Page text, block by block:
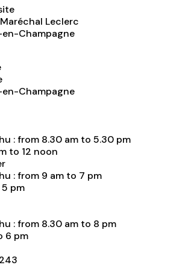
Leclerc
Champagne
Champagne
: from 8.30 am to 5.30 pm
to 12 noon
: from 9 am to 7 pm
pm
: from 8.30 am to 8 pm
6 pm